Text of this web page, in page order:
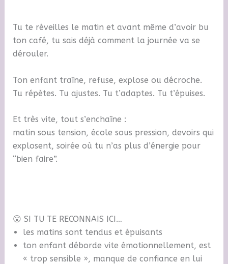
Tu te réveilles le matin et avant même d’avoir bu
ton café, tu sais déjà comment la journée va se
dérouler.
Ton enfant traîne, refuse, explose ou décroche.
Tu répètes. Tu ajustes. Tu t’adaptes. Tu t’épuises.
Et très vite, tout s’enchaîne :
matin sous tension, école sous pression, devoirs qui
explosent, soirée où tu n’as plus d’énergie pour
“bien faire”.
😮 SI TU TE RECONNAIS ICI…
les matins sont tendus et épuisants
ton enfant déborde vite émotionnellement, est
« trop sensible », manque de confiance en lui